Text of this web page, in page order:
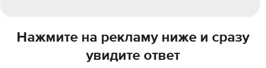
Нажмите на рекламу ниже и сразу
увидите ответ